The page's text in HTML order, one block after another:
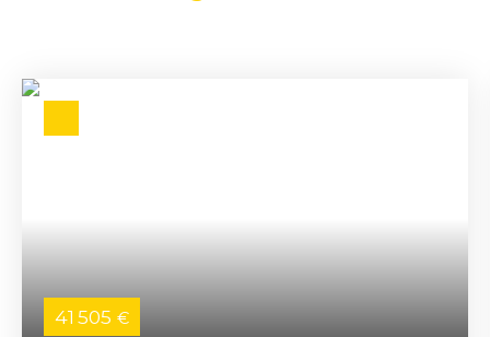
41 505 €